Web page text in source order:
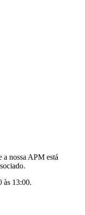
a nossa APM está
às 13:00.